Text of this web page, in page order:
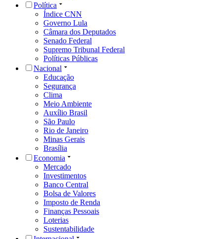
Política
Índice CNN
Governo Lula
Câmara dos Deputados
Senado Federal
Supremo Tribunal Federal
Políticas Públicas
Nacional
Educação
Segurança
Clima
Meio Ambiente
Auxílio Brasil
São Paulo
Rio de Janeiro
Minas Gerais
Brasília
Economia
Mercado
Investimentos
Banco Central
Bolsa de Valores
Imposto de Renda
Finanças Pessoais
Loterias
Sustentabilidade